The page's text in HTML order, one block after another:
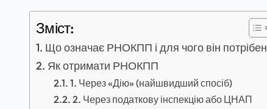
Зміст:
Що означає РНОКПП і для чого він потрібен
Як отримати РНОКПП
1. Через «Дію» (найшвидший спосіб)
2. Через податкову інспекцію або ЦНАП